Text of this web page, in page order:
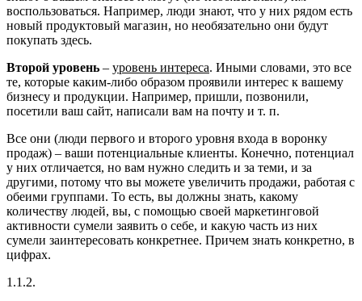
воспользоваться. Например, люди знают, что у них рядом есть
новый продуктовый магазин, но необязательно они будут
покупать здесь.
Второй уровень – уровень интереса. Иными словами, это все
те, которые каким-либо образом проявили интерес к вашему
бизнесу и продукции. Например, пришли, позвонили,
посетили ваш сайт, написали вам на почту и т. п.
Все они (люди первого и второго уровня входа в воронку
продаж) – ваши потенциальные клиенты. Конечно, потенциал
у них отличается, но вам нужно следить и за теми, и за
другими, потому что вы можете увеличить продажи, работая с
обеими группами. То есть, вы должны знать, какому
количеству людей, вы, с помощью своей маркетинговой
активности сумели заявить о себе, и какую часть из них
сумели заинтересовать конкретнее. Причем знать конкретно, в
цифрах.
1.1.2.